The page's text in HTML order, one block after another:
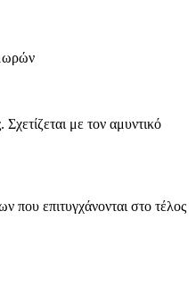
με τον αμυντικό
που επιτυγχάνονται στο τέλος